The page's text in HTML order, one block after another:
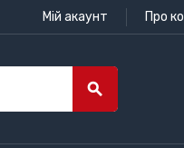
Мій акаунт Про
search